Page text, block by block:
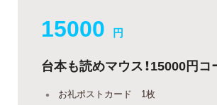
15000 円
台本も読めマウス！15000円コ
お礼ポストカード 1枚